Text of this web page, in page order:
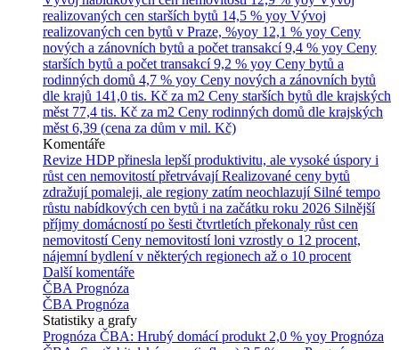
realizovaných cen starších bytů 14,5 % yoy Vývoj
realizovaných cen bytů v Praze, %yoy 12,1 % yoy Ceny
nových a zánovních bytů a počet transakcí 9,4 % yoy Ceny
starších bytů a počet transakcí 9,2 % yoy Ceny bytů a
rodinných domů 4,7 % yoy Ceny nových a zánovních bytů
dle krajů 141,0 tis. Kč za m2 Ceny starších bytů dle krajských
měst 77,4 tis. Kč za m2 Ceny rodinných domů dle krajských
měst 6,39 (cena za dům v mil. Kč)
Komentáře
Revize HDP přinesla lepší produktivitu, ale vysoké úspory i
růst cen nemovitostí přetrvávají Realizované ceny bytů
zdražují pomaleji, ale regiony zatím neochlazují Silné tempo
růstu nabídkových cen bytů i na začátku roku 2026 Silnější
příjmy domácností po šesti čtvrtletích překonaly růst cen
nemovitostí Ceny nemovitostí loni vzrostly o 12 procent,
nájemní bydlení v některých regionech až o 10 procent
Další komentáře
ČBA Prognóza
ČBA Prognóza
Statistiky a grafy
Prognóza ČBA: Hrubý domácí produkt 2,0 % yoy Prognóza